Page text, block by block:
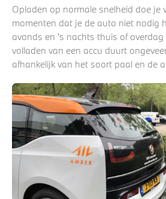
Opladen op normale snelheid doe je
momenten dat je de auto niet nodig
avonds en ’s nachts thuis of
volladen van een accu duurt
afhankelijk van het soort paal en de